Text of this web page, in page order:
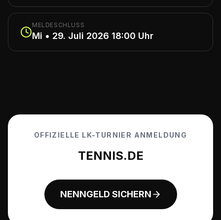
MELDESCHLUSS
Mi • 29. Juli 2026 18:00 Uhr
OFFIZIELLE LK-TURNIER ANMELDUNG
TENNIS.DE
NENNGELD SICHERN